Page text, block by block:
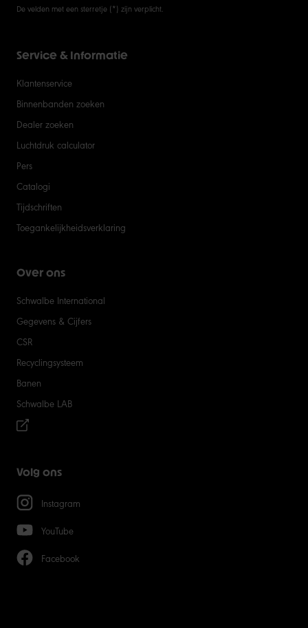
De velden met een sterretje (*) zijn verplicht.
Service & Informatie
Klantenservice
Binnenbanden zoeken
Dealer zoeken
Luchtdruk calculator
Pers
Catalogi
Tijdschriften
Toegankelijkheidsverklaring
Over ons
Schwalbe International
Gegevens & Cijfers
CSR
Recyclingsysteem
Banen
Schwalbe LAB
Volg ons
Instagram
YouTube
Facebook